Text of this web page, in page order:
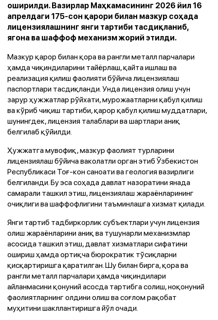
оширилди. Вазирлар Маҳкамасининг 2026 йил 16
апрелдаги 175-сон қарори билан мазкур соҳада
лицензиялашнинг янги тартиби тасдиқланиб,
ягона ва шаффоф механизм жорий этилди.
Мазкур қарор билан қора ва рангли металл парчалари
ҳамда чиқиндиларини тайёрлаш, қайта ишлаш ва
реализация қилиш фаолияти бўйича лицензиялаш
паспортлари тасдиқланди. Унда лицензия олиш учун
зарур ҳужжатлар рўйхати, мурожаатларни қабул қилиш
ва кўриб чиқиш тартиби, қарор қабул қилиш муддатлари,
шунингдек, лицензия талаблари ва шартлари аниқ
белгилаб қўйилди.
Ҳужжатга мувофиқ, мазкур фаолият турларини
лицензиялаш бўйича ваколатли орган этиб Ўзбекистон
Республикаси Тоғ-кон саноати ва геология вазирлиги
белгиланди. Бу эса соҳада давлат назоратини янада
самарали ташкил этиш, лицензиялаш жараёнларининг
очиқлиги ва шаффофлигини таъминлашга хизмат қилади.
Янги тартиб тадбиркорлик субъектлари учун лицензия
олиш жараёнларини аниқ ва тушунарли механизмлар
асосида ташкил этиш, давлат хизматлари сифатини
ошириш ҳамда ортиқча бюрократик тўсиқларни
қисқартиришга қаратилган. Шу билан бирга, қора ва
рангли металл парчалари ҳамда чиқиндилари
айланмасини қонуний асосда тартибга солиш, ноқонуний
фаолиятларнинг олдини олиш ва соғлом рақобат
муҳитини шакллантиришга йўл очади.